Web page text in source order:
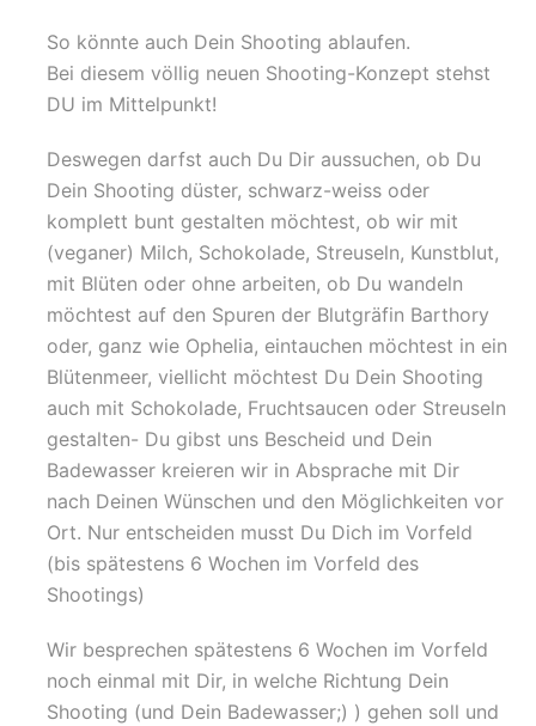
So könnte auch Dein Shooting ablaufen.
Bei diesem völlig neuen Shooting-Konzept stehst
DU im Mittelpunkt!
Deswegen darfst auch Du Dir aussuchen, ob Du
Dein Shooting düster, schwarz-weiss oder
komplett bunt gestalten möchtest, ob wir mit
(veganer) Milch, Schokolade, Streuseln, Kunstblut,
mit Blüten oder ohne arbeiten, ob Du wandeln
möchtest auf den Spuren der Blutgräfin Barthory
oder, ganz wie Ophelia, eintauchen möchtest in ein
Blütenmeer, viellicht möchtest Du Dein Shooting
auch mit Schokolade, Fruchtsaucen oder Streuseln
gestalten- Du gibst uns Bescheid und Dein
Badewasser kreieren wir in Absprache mit Dir
nach Deinen Wünschen und den Möglichkeiten vor
Ort. Nur entscheiden musst Du Dich im Vorfeld
(bis spätestens 6 Wochen im Vorfeld des
Shootings)
Wir besprechen spätestens 6 Wochen im Vorfeld
noch einmal mit Dir, in welche Richtung Dein
Shooting (und Dein Badewasser;) ) gehen soll und